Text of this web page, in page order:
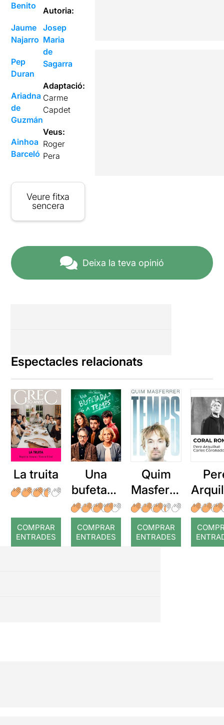
Benito
Jaume
Najarro
Pep
Duran
Ariadna
de
Guzmán
Ainhoa
Barceló
Autoria:
Josep
Maria
de
Sagarra
Adaptació:
Carme
Capdet
Veus:
Roger
Pera
Veure fitxa
sencera
Deixa la teva opinió
Espectacles relacionats
La truita
COMPRAR
ENTRADES
Una
bufetada
a temps
COMPRAR
ENTRADES
Quim
Masferre
r: Temps
COMPRAR
ENTRADES
: